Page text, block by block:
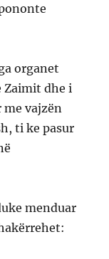
organet
Zaimit dhe i
vajzën
ti ke pasur
menduar